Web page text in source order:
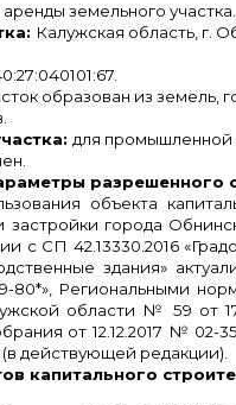
земельного участка.
Калужская область, г.
образован из земель,
для промышленной
разрешенного
объекта
города
с СП 42.13330.2016
здания»
80*», Региональными
области № 59 от
от 12.12.2017 №
действующей редакции).
капитального